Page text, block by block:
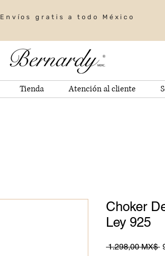
Envíos gratis a todo México
Tienda Atención al cliente
Choker
Ley 925
1.298,00 MX$